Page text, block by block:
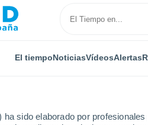
sido elaborado por
El tiempoNoticiasVídeosAlertas